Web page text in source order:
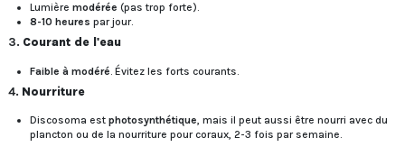
Lumière modérée (pas trop forte).
8-10 heures par jour.
3. Courant de l'eau
Faible à modéré . Évitez les forts courants.
4. Nourriture
Discosoma est photosynthétique, mais il peut aussi être nourri avec du
plancton ou de la nourriture pour coraux, 2-3 fois par semaine.